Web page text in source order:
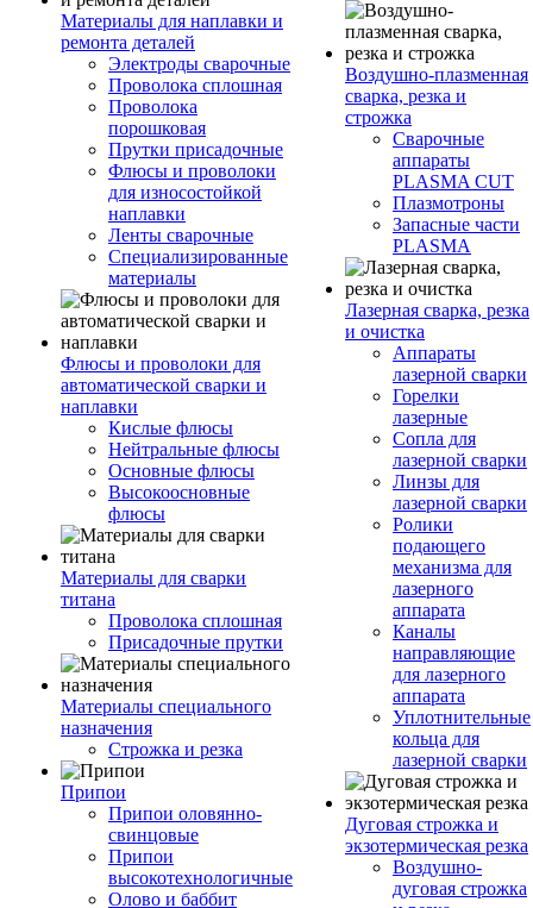
Материалы для наплавки и
ремонта деталей
Электроды сварочные
Проволока сплошная
Проволока
порошковая
Прутки присадочные
Флюсы и проволоки
для износостойкой
наплавки
Ленты сварочные
Специализированные
материалы
Флюсы и проволоки для
автоматической сварки и
наплавки
Кислые флюсы
Нейтральные флюсы
Основные флюсы
Высокоосновные
флюсы
Материалы для сварки
титана
Проволока сплошная
Присадочные прутки
Материалы специального
назначения
Строжка и резка
Припои
Припои оловянно-
свинцовые
Припои
высокотехнологичные
Олово и баббит
Воздушно-плазменная
сварка, резка и
строжка
Сварочные
аппараты
PLASMA CUT
Плазмотроны
Запасные части
PLASMA
Лазерная сварка, резка
и очистка
Аппараты
лазерной сварки
Горелки
лазерные
Сопла для
лазерной сварки
Линзы для
лазерной сварки
Ролики
подающего
механизма для
лазерного
аппарата
Каналы
направляющие
для лазерного
аппарата
Уплотнительные
кольца для
лазерной сварки
Дуговая строжка и
экзотермическая резка
Воздушно-
дуговая строжка